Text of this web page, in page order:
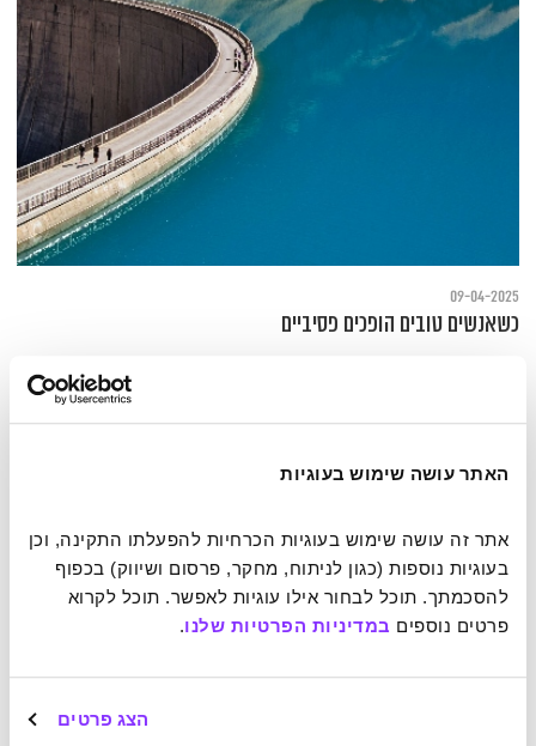
האתר עושה שימוש בעוגיות
פרטים נוספים במדיניות הפרטיות שלנו.
הצג פרטים
09-04-2025
כשאנשים טובים הופכים פסיביים
מהו אפקט הצופים מהצד והאם הוא מלמד על תופעה חברתית רחבה יותר?